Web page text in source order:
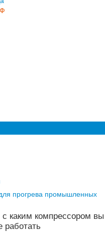
прогрева промышленных
каким компрессором вы
работать